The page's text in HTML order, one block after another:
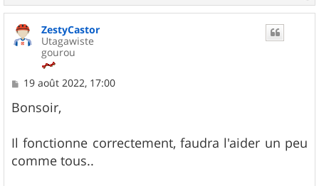
a
ZestyCastor
Utagawiste
gourou
M
s
s
g
e
19 août 2022, 17:00
Bonsoir,
Il fonctionne correctement, faudra l'aider un peu
comme tous..